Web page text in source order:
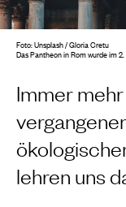
Immer
lehren uns
Foto: Unsplash / Gloria Cretu
Das Pantheon in Rom wurde im